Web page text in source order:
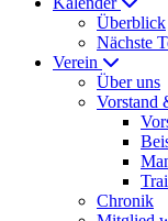
Überblick
Nächste
Verein
Über uns
Vorstand
Chronik